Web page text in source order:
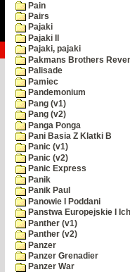
Pain
Pairs
Pajaki
Pajaki II
Pajaki, pajaki
Pakmans Brothers
Palisade
Pamiec
Pandemonium
Pang (v1)
Pang (v2)
Panga Ponga
Pani Basia Z Klatki B
Panic (v1)
Panic (v2)
Panic Express
Panik
Panik Paul
Panowie I Poddani
Panstwa Europejskie I
Panther (v1)
Panther (v2)
Panzer
Panzer Grenadier
Panzer War